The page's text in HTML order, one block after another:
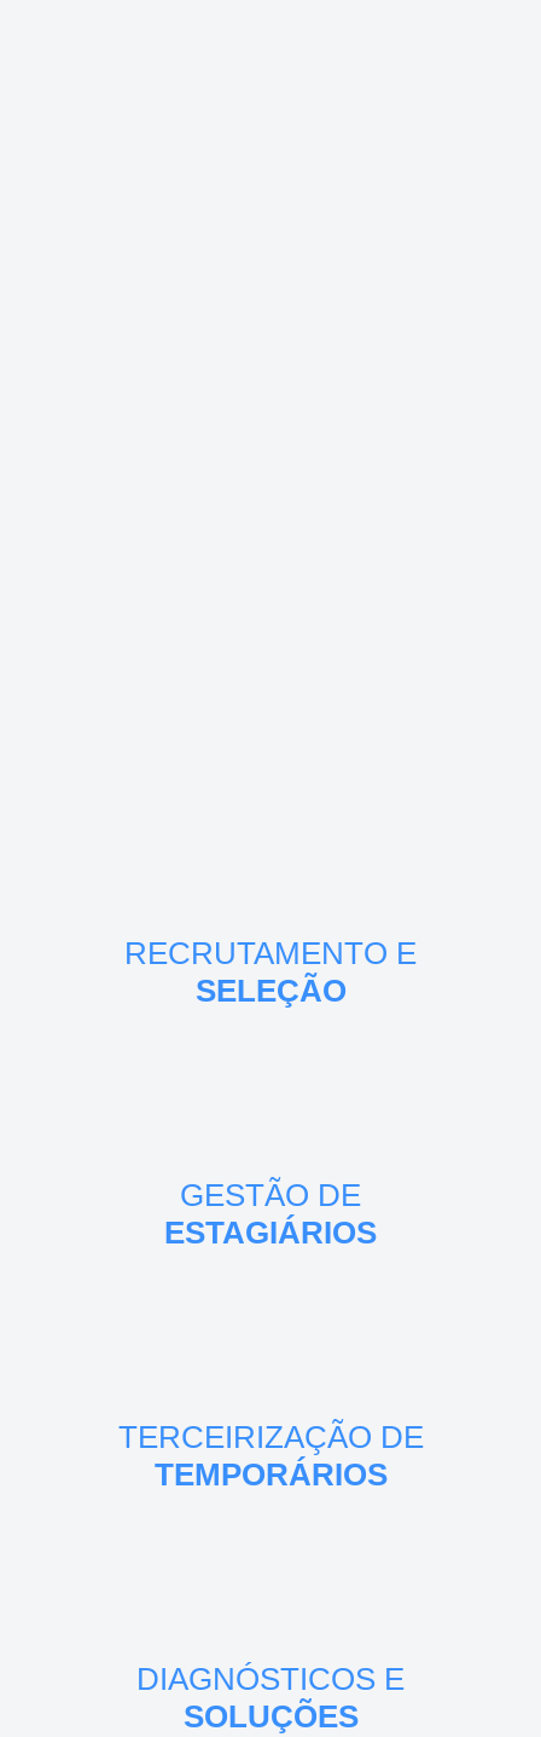
RECRUTAMENTO E
SELEÇÃO
GESTÃO DE
ESTAGIÁRIOS
TERCEIRIZAÇÃO DE
TEMPORÁRIOS
DIAGNÓSTICOS E
SOLUÇÕES